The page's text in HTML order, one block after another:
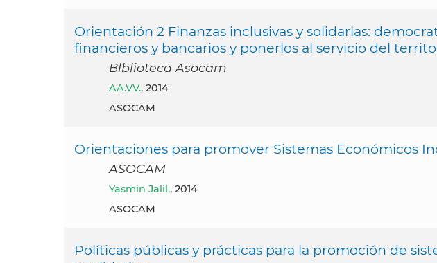
Orientación 2 Finanzas inclusivas y solidarias:
financieros y bancarios y ponerlos al servicio del
Blblioteca Asocam
AA.VV., 2014
ASOCAM
Orientaciones para promover Sistemas Económicos
ASOCAM
Yasmin Jalil,, 2014
ASOCAM
Políticas públicas y prácticas para la promoción de